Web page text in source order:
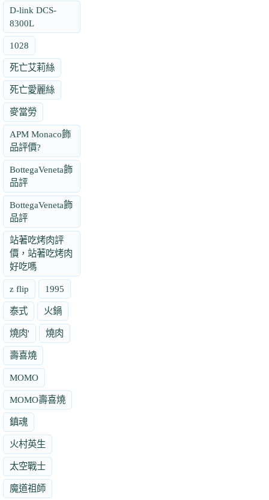
D-link DCS-
8300L
1028
死亡艾莉絲
死亡愛麗絲
麥當勞
APM Monaco飾
品評價?
BottegaVeneta飾
品評
BottegaVeneta飾
品評
站著吃烤肉評
價，站著吃烤肉
好吃嗎
z flip 1995
泰式 火鍋
燒肉' 燒肉
壽喜燒
MOMO
MOMO壽喜燒
鎮魂
火村英生
太空戰士
魔道祖師